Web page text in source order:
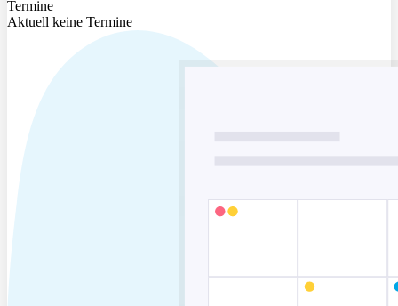
Termine
Aktuell keine Termine